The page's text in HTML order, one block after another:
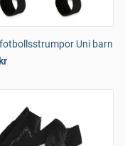
Uni barn